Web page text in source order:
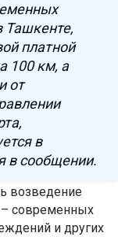
Ташкенте,
платной
100 км, а
от
в
в сообщении.
возведение
– современных
и других